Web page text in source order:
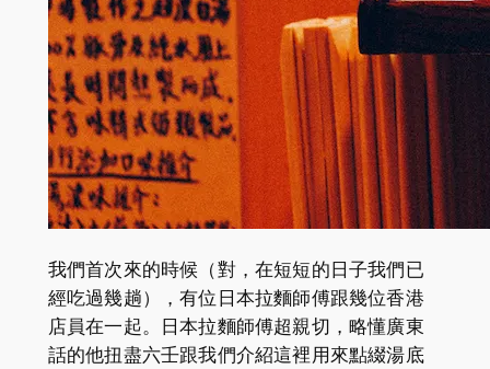
我們首次來的時候（對，在短短的日子我們已
經吃過幾趟），有位日本拉麵師傅跟幾位香港
店員在一起。日本拉麵師傅超親切，略懂廣東
話的他扭盡六壬跟我們介紹這裡用來點綴湯底